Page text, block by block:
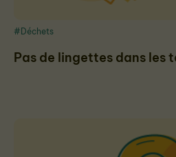
Pas de lingettes dans les
#Déchets